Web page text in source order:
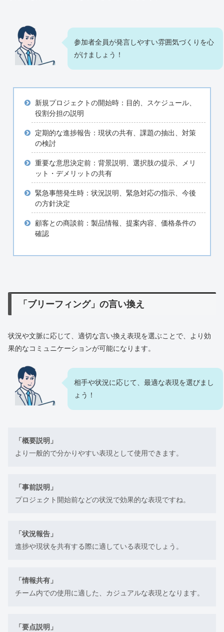
参加者全員が発言しやすい雰囲気づくりを心
がけましょう！
新規プロジェクトの開始時：目的、スケジュール、
役割分担の説明
定期的な進捗報告：現状の共有、課題の抽出、対策
の検討
重要な意思決定前：背景説明、選択肢の提示、メリ
ット・デメリットの共有
緊急事態発生時：状況説明、緊急対応の指示、今後
の方針決定
顧客との商談前：製品情報、提案内容、価格条件の
確認
「ブリーフィング」の言い換え
状況や文脈に応じて、適切な言い換え表現を選ぶことで、より効
果的なコミュニケーションが可能になります。
相手や状況に応じて、最適な表現を選びまし
ょう！
「概要説明」
より一般的で分かりやすい表現として使用できます。
「事前説明」
プロジェクト開始前などの状況で効果的な表現ですね。
「状況報告」
進捗や現状を共有する際に適している表現でしょう。
「情報共有」
チーム内での使用に適した、カジュアルな表現となります。
「要点説明」